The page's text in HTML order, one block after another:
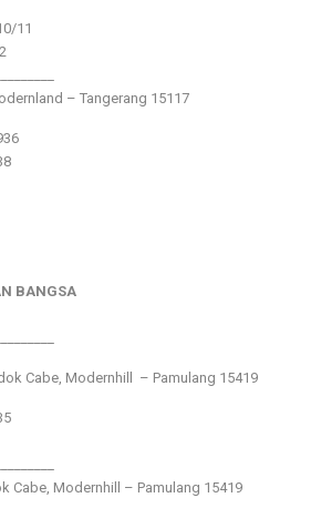
11
– Tangerang 15117
BANGSA
Cabe, Modernhill – Pamulang 15419
Cabe, Modernhill – Pamulang 15419